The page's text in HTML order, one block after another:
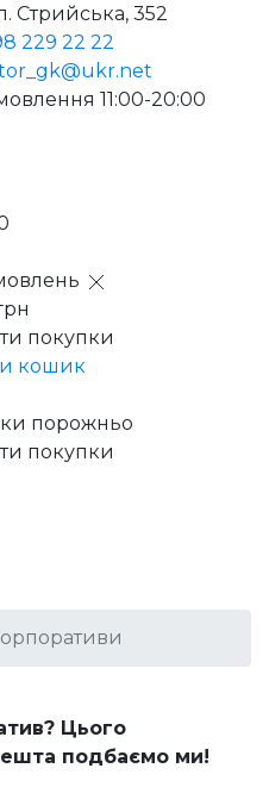
Стрийська, 352
229 22 22
11:00-20:00
покупки
кошик
порожньо
покупки
Цього
подбаємо ми!